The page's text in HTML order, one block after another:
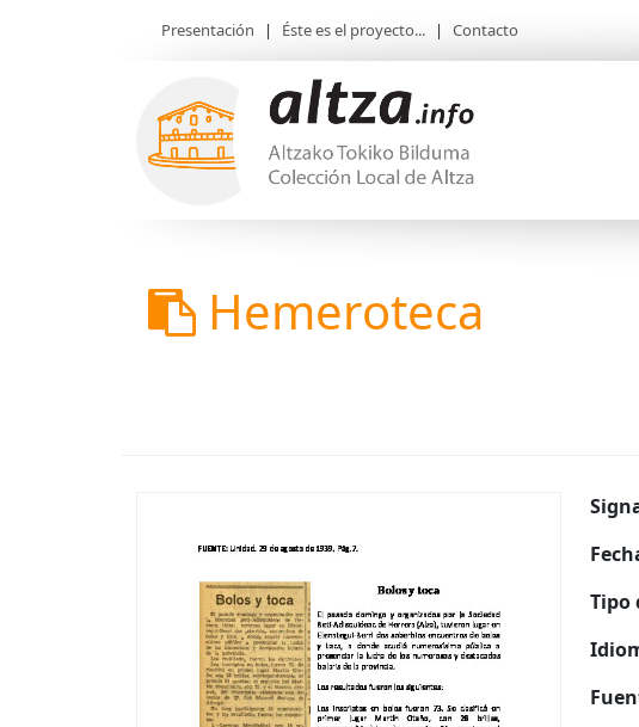
Presentación | Éste es el proyecto... | Contacto
Hemeroteca
Tipo